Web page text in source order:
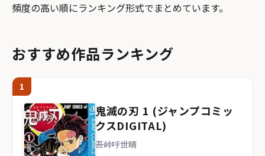
頻度の高い順にランキング形式でまとめています。
おすすめ作品ランキング
1
鬼滅の刃 1 (ジャンプコミッ
クスDIGITAL)
吾峠呼世晴